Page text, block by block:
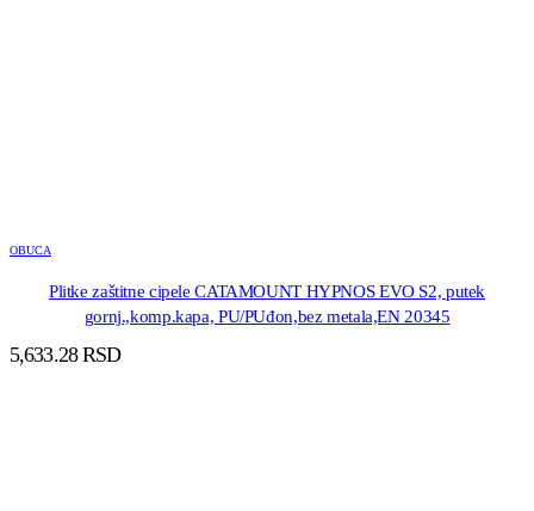
OBUCA
Plitke zaštitne cipele CATAMOUNT HYPNOS EVO S2, putek
gornj.,komp.kapa, PU/PUđon,bez metala,EN 20345
5,633.28RSD